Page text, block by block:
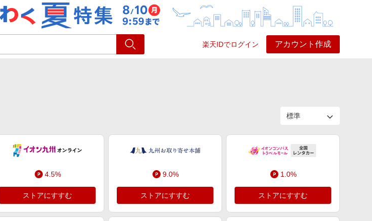
楽天IDでログイン アカウント作成
4.5%
ストアにすすむ
9.0%
ストアにすすむ
1.0%
ストアにすすむ